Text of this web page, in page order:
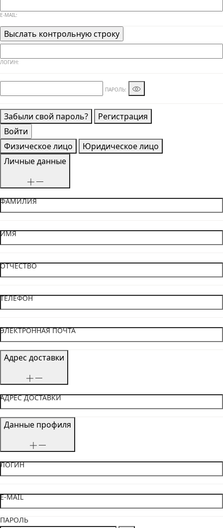
E-MAIL:
ЛОГИН:
ПАРОЛЬ:
Забыли свой пароль? Регистрация
Физическое лицо
Юридическое лицо
Личные данные
ФАМИЛИЯ
ИМЯ
ОТЧЕСТВО
ТЕЛЕФОН
ЭЛЕКТРОННАЯ ПОЧТА
Адрес доставки
АДРЕС ДОСТАВКИ
Данные профиля
ЛОГИН
E-MAIL
ПАРОЛЬ